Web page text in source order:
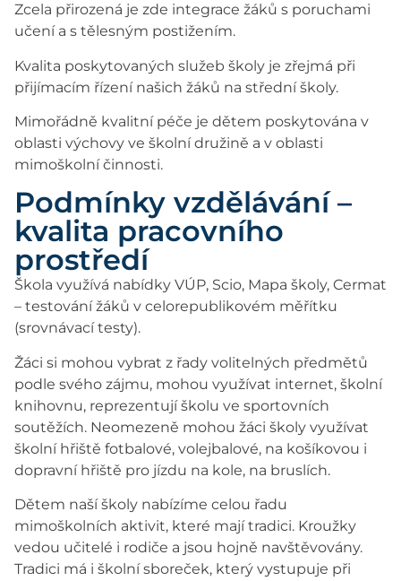
Zcela přirozená je zde integrace žáků s poruchami
učení a s tělesným postižením.
Kvalita poskytovaných služeb školy je zřejmá při
přijímacím řízení našich žáků na střední školy.
Mimořádně kvalitní péče je dětem poskytována v
oblasti výchovy ve školní družině a v oblasti
mimoškolní činnosti.
Podmínky vzdělávání –
kvalita pracovního
prostředí
Škola využívá nabídky VÚP, Scio, Mapa školy, Cermat
– testování žáků v celorepublikovém měřítku
(srovnávací testy).
Žáci si mohou vybrat z řady volitelných předmětů
podle svého zájmu, mohou využívat internet, školní
knihovnu, reprezentují školu ve sportovních
soutěžích. Neomezeně mohou žáci školy využívat
školní hřiště fotbalové, volejbalové, na košíkovou i
dopravní hřiště pro jízdu na kole, na bruslích.
Dětem naší školy nabízíme celou řadu
mimoškolních aktivit, které mají tradici. Kroužky
vedou učitelé i rodiče a jsou hojně navštěvovány.
Tradici má i školní sboreček, který vystupuje při